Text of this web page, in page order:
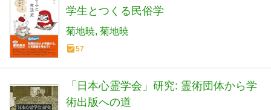
学生とつくる民俗学
菊地暁 菊地暁
57
「日本心霊学会」研究: 霊術団体から学
術出版への道